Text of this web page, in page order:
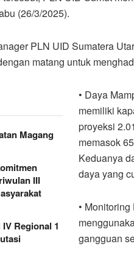
(26/3/2025).
PLN UID Sumatera
matang untuk
Magang
III
Regional 1
• Daya
memiliki
proyeksi
memasok
Keduanya
daya yang
•
gangguan